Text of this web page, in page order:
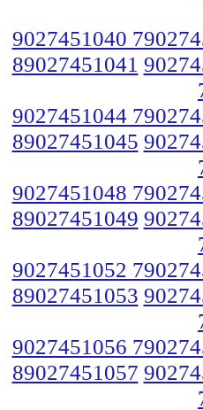
9027451040
89027451041
9027451044
89027451045
9027451048
89027451049
9027451052
89027451053
9027451056
89027451057